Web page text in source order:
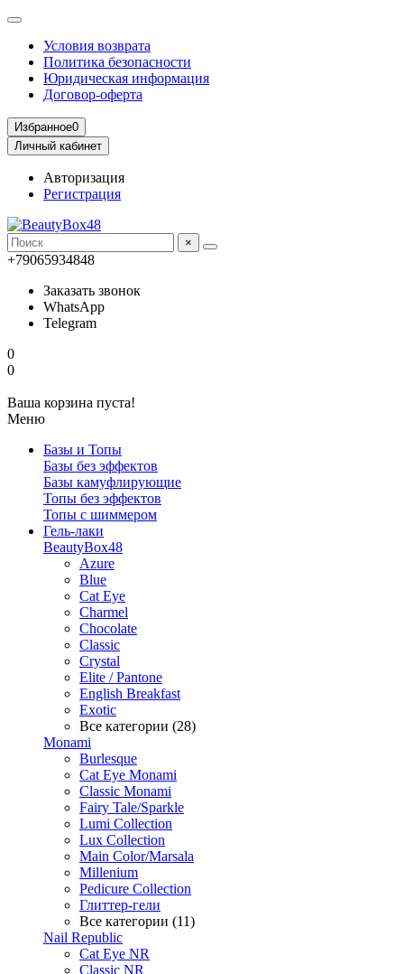
Условия возврата
Политика безопасности
Юридическая информация
Договор-оферта
Избранное0
Личный кабинет
Авторизация
Регистрация
×
+79065934848
Заказать звонок
WhatsApp
Telegram
0
0
Ваша корзина пуста!
Меню
Базы и Топы
Базы без эффектов
Базы камуфлирующие
Топы без эффектов
Топы с шиммером
Гель-лаки
BeautyBox48
Azure
Blue
Cat Eye
Charmel
Chocolate
Classic
Crystal
Elite / Pantone
English Breakfast
Exotic
Все категории (28)
Monami
Burlesque
Cat Eye Monami
Classic Monami
Fairy Tale/Sparkle
Lumi Collection
Lux Collection
Main Color/Marsala
Millenium
Pedicure Collection
Глиттер-гели
Все категории (11)
Nail Republic
Cat Eye NR
Classic NR